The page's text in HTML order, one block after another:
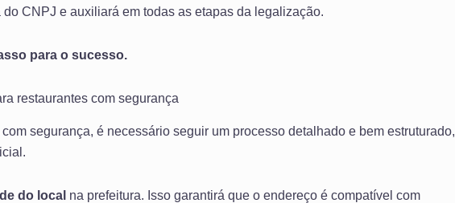
do CNPJ e auxiliará em todas as etapas da legalização.
para o sucesso.
restaurantes com segurança
segurança, é necessário seguir um processo detalhado e bem estruturado,
do local na prefeitura. Isso garantirá que o endereço é compatível com